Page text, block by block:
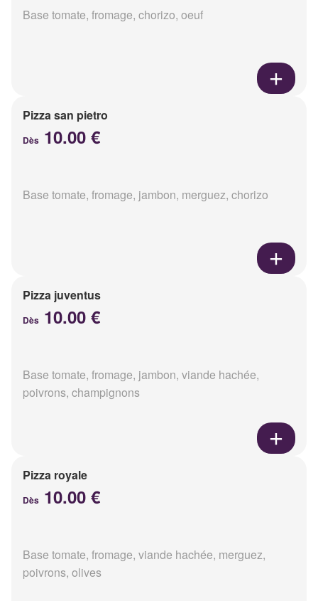
Base tomate, fromage, chorizo, oeuf
Pizza san pietro
Dès 10.00 €
Base tomate, fromage, jambon, merguez, chorizo
Pizza juventus
Dès 10.00 €
Base tomate, fromage, jambon, viande hachée,
poivrons, champignons
Pizza royale
Dès 10.00 €
Base tomate, fromage, viande hachée, merguez,
poivrons, olives